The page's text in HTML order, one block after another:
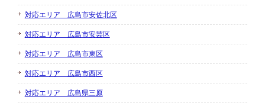
対応エリア 広島市安佐北区
対応エリア 広島市安芸区
対応エリア 広島市東区
対応エリア 広島市西区
対応エリア 広島県三原